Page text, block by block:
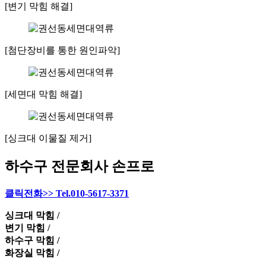
[변기 막힘 해결]
[첨단장비를 통한 원인파악]
[세면대 막힘 해결]
[싱크대 이물질 제거]
하수구 전문회사 손프로
클릭전화>> Tel.010-5617-3371
싱크대 막힘 /
변기 막힘 /
하수구 막힘 /
화장실 막힘 /